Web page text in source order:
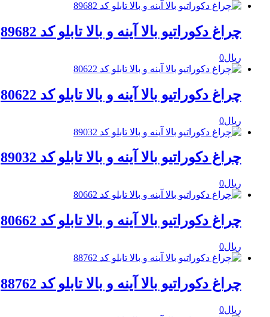
چراغ دکوراتیو بالا آینه و بالا تابلو کد 89682
ریال0
چراغ دکوراتیو بالا آینه و بالا تابلو کد 80622
ریال0
چراغ دکوراتیو بالا آینه و بالا تابلو کد 89032
ریال0
چراغ دکوراتیو بالا آینه و بالا تابلو کد 80662
ریال0
چراغ دکوراتیو بالا آینه و بالا تابلو کد 88762
ریال0